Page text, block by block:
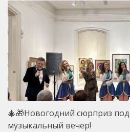
🎄🎁Новогодний сюрприз
музыкальный вечер!